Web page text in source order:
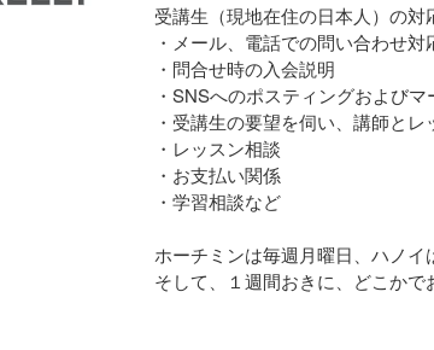
受講⽣（現地在住の⽇本⼈）の対
・メール、電話での問い合わせ対
・問合せ時の⼊会説明
・SNSへのポスティングおよび
・受講⽣の要望を伺い、講師と
・レッスン相談
・お⽀払い関係
・学習相談など
ホーチミンは毎週⽉曜⽇、ハノイ
そして、１週間おきに、どこかで